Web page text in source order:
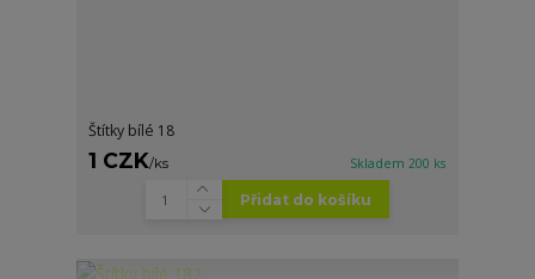
Štítky bílé 18
1 CZK/ks Skladem 200 ks
Přidat do košíku